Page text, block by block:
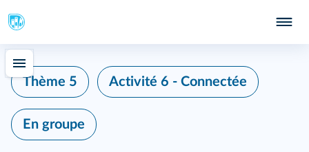
Thème 5 Activité 6 - Connectée
En groupe